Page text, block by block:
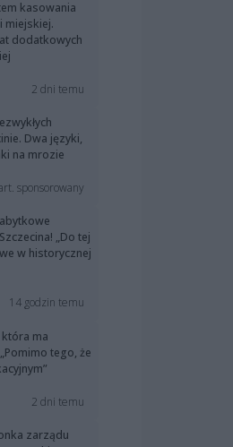
kasowania
miejskiej.
dodatkowych
2 dni temu
Dwa języki,
na mrozie
sponsorowany
„Do tej
w historycznej
14 godzin temu
ma
tego, że
2 dni temu
zarządu